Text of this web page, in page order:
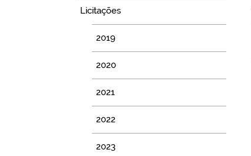
Licitações
2019
2020
2021
2022
2023